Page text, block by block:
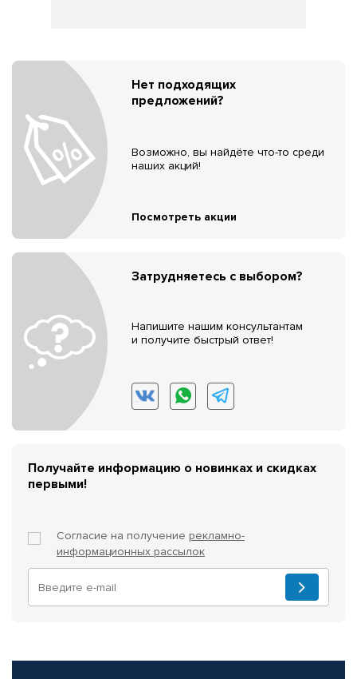
Нет подходящих
предложений?
Возможно, вы найдёте что-то среди
наших акций!
Посмотреть акции
Затрудняетесь с выбором?
Напишите нашим консультантам
и получите быстрый ответ!
Получайте информацию о новинках и скидках
первыми!
Согласие на получение рекламно-
информационных рассылок